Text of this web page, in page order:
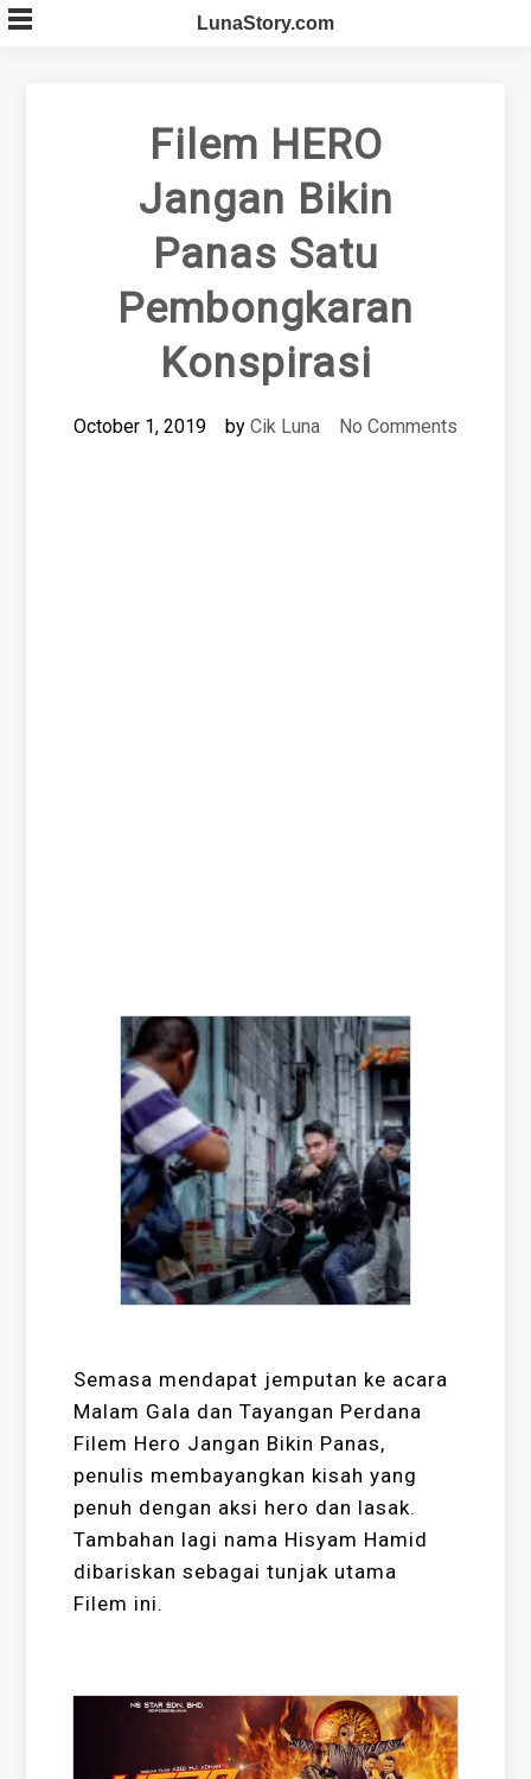
Skip
to
LunaStory.com
Filem HERO
Jangan Bikin
Panas Satu
Pembongkaran
Konspirasi
October 1, 2019 by Cik Luna No Comments
Semasa mendapat jemputan ke acara
Malam Gala dan Tayangan Perdana
Filem Hero Jangan Bikin Panas,
penulis membayangkan kisah yang
penuh dengan aksi hero dan lasak.
Tambahan lagi nama Hisyam Hamid
dibariskan sebagai tunjak utama
Filem ini.